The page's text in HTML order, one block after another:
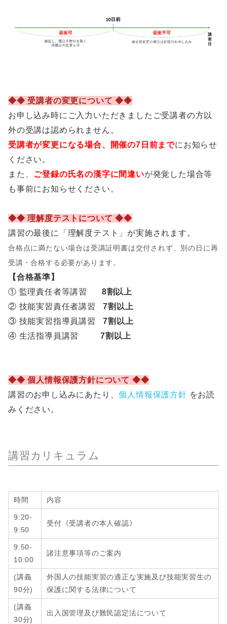
◆◆ 受講者の変更について ◆◆
お申し込み時にご入力いただきましたご受講者の方以
外の受講は認められません。
受講者が変更になる場合、開催の7日前までにお知らせ
ください。
また、 ご登録の氏名の漢字に間違いが発覚した場合等
も事前にお知らせください。
◆◆ 理解度テストについて ◆◆
講習の最後に「理解度テスト」が実施されます。
合格点に満たない場合は受講証明書は交付されず、別の日に再
受講・合格する必要があります。
【合格基準】
① 監理責任者等講習 8割以上
② 技能実習責任者講習7割以上
③ 技能実習指導員講習7割以上
④ 生活指導員講習
7割以上
◆◆ 個人情報保護方針について ◆◆
講習のお申し込みにあたり、個人情報保護方針 をお読
みください。
講習カリキュラム
時間 内容
9:20-
9:50
受付《受講者の本人確認》
9:50-
10:00
諸注意事項等のご案内
(講義
90分)
外国人の技能実習の適正な実施及び技能実習生の
保護に関する法律について
(講義
30分)
出入国管理及び難民認定法について